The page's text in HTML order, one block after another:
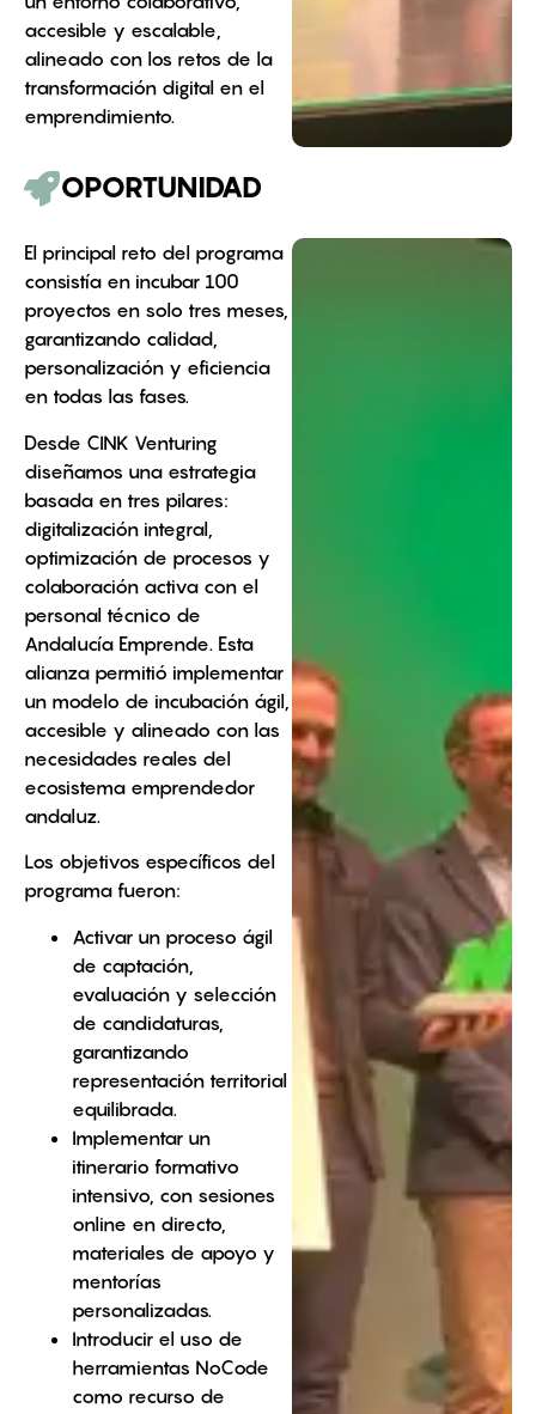
accesible y escalable,
alineado con los retos de la
transformación digital en el
emprendimiento.
OPORTUNIDAD
El principal reto del programa
consistía en incubar 100
proyectos en solo tres meses,
garantizando calidad,
personalización y eficiencia
en todas las fases.
Desde CINK Venturing
diseñamos una estrategia
basada en tres pilares:
digitalización integral,
optimización de procesos y
colaboración activa con el
personal técnico de
Andalucía Emprende. Esta
alianza permitió implementar
un modelo de incubación ágil,
accesible y alineado con las
necesidades reales del
ecosistema emprendedor
andaluz.
Los objetivos específicos del
programa fueron:
Activar un proceso ágil
de captación,
evaluación y selección
de candidaturas,
garantizando
representación territorial
equilibrada.
Implementar un
itinerario formativo
intensivo, con sesiones
online en directo,
materiales de apoyo y
mentorías
personalizadas.
Introducir el uso de
herramientas NoCode
como recurso de